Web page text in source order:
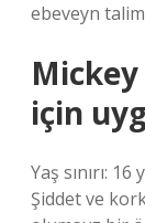
ebeveyn
için
Yaş sınırı:
Şiddet ve